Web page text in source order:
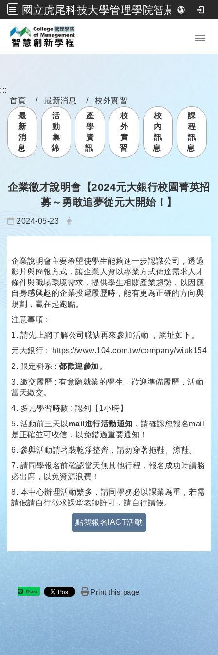
國立虎尾科技大學管理學院智慧創新學程
跳到主要內容
:::
首頁
最新消息
校外實習
最
新
消
息
活
動
集
錦
產
學
資
訊
校
外
實
習
校
內
訊
息
課
程
訊
息
企業徵才說明會【2024元大銀行校園菁英招
募～勇敢追夢從元大開始！】
日期：
2024-05-23 發布者：
企業說明會主要希望使學生能夠進一步認識公司，透過
影片與簡報方式，讓企業人資以專業方式傳達需求人才
條件與職場環境需求，提供學生相關產業趨勢，以因應
自身感興趣的企業投遞履歷時，能有更為正確的方向與
規劃，贏在起跑點。
注意事項 :
1. 請先上網了解公司職缺再來參加活動 ，網址如下。
元大銀行 : https://www.104.com.tw/company/wiuk154
2. 限定科系 : 都歡迎參加 。
3. 繳交履歷 : 有意願就業的學生，歡迎準備履歷，活動
當天繳交。
4. 多元學習時數 : 認列【1小時】
5. 活動前三天以 mail進行活動通知 ，請確認您報名mail
是正確並可收信，以免錯過重要通知！
6. 參與活動請著裝乾淨整齊，請勿穿著拖鞋、涼鞋。
7. 請同學報名前確認當天無其他行程，報名成功時請務
必出席，以免資源浪費！
8. 本中心辦理活動繁多，請同學務必以課業為重，若需
請假請自行徵求課堂老師許可，請自行請假。
點我報名iACT活動
Share Print this page